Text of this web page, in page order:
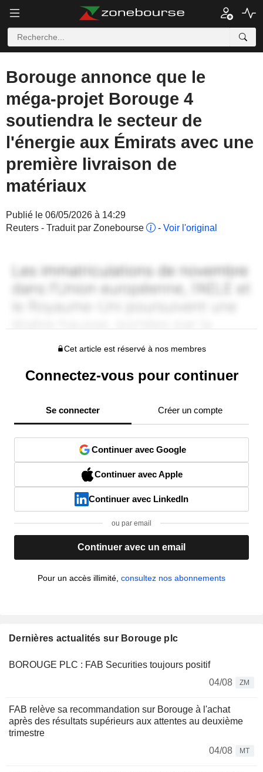
Borouge annonce que le
méga-projet Borouge 4
soutiendra le secteur de
l'énergie aux Émirats avec une
première livraison de
matériaux
Publié le 06/05/2026 à 14:29
Reuters - Traduit par Zonebourse
- Voir l'original
Cet article est réservé à nos membres
Connectez-vous pour continuer
Se connecter Créer un compte
Continuer avec Google
Continuer avec Apple
Continuer avec LinkedIn
ou par email
Continuer avec un email
Pour un accès illimité, consultez nos abonnements
Dernières actualités sur Borouge plc
BOROUGE PLC : FAB Securities toujours positif
04/08
ZM
FAB relève sa recommandation sur Borouge à l'achat
après des résultats supérieurs aux attentes au deuxième
trimestre
04/08
MT